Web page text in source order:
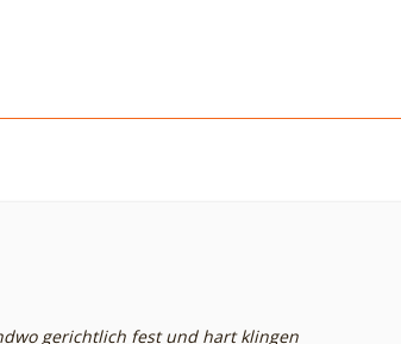
gerichtlich fest und hart klingen